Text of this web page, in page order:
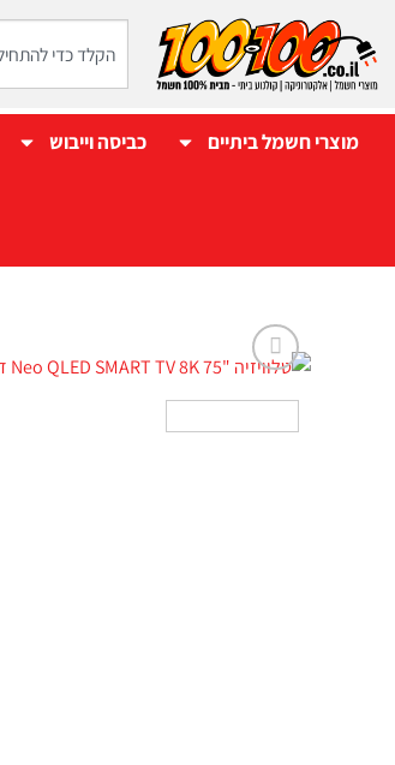
מוצרי חשמל ביתיים כביסה וייבוש